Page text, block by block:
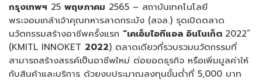
กรุงเทพฯ 25 พฤษภาคม 2565 – สถาบันเทคโนโลยี
พระจอมเกล้าเจ้าคุณทหารลาดกระบัง (สจล.) รุดเปิดตลาด
นวัตกรรมสร้างอาชีพครั้งแรก “เคเอ็มไอทีแอล อินโนเก็ต 2022”
(KMITL INNOKET 2022) ตลาดเดียวที่รวบรวมนวัตกรรมที่
สามารถสร้างสรรค์เป็นอาชีพใหม่ ต่อยอดธุรกิจ หรือเพิ่มมูลค่าให้
กับสินค้าและบริการ ด้วยงบประมาณลงทุนขั้นต่ำที่ 5,000 บาท